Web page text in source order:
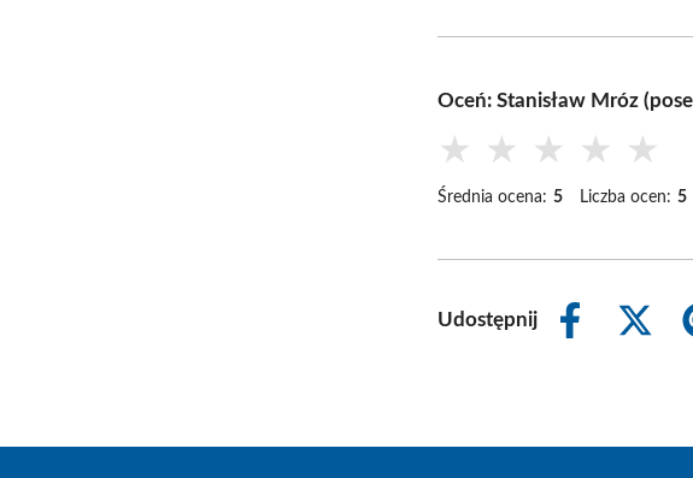
Oceń: Stanisław Mróz
★ ★ ★ ★ ★
Średnia ocena: 5 Liczba ocen: 5
Udostępnij
Share
Share